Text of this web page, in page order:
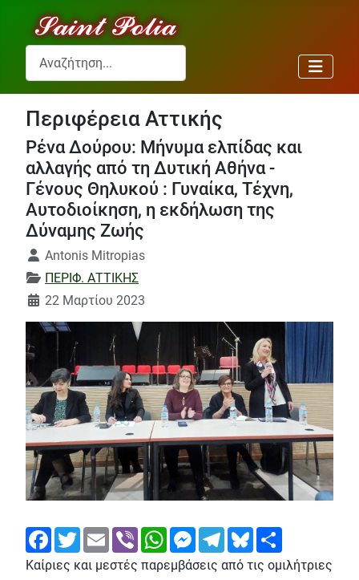
Αναζήτηση...
Περιφέρεια Αττικής
Ρένα Δούρου: Μήνυμα ελπίδας και
αλλαγής από τη Δυτική Αθήνα -
Γένους Θηλυκού : Γυναίκα, Τέχνη,
Αυτοδιοίκηση, η εκδήλωση της
Δύναμης Ζωής
Λεπτομέρειες
Antonis Mitropias
ΠΕΡΙΦ. ΑΤΤΙΚΗΣ
22 Μαρτίου 2023
FacebookTwitterEmail Viber WhatsAppMessengerTelegramBluesky
Καίριες και μεστές παρεμβάσεις από τις ομιλήτριες